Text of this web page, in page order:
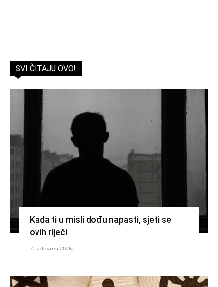
SVI ČITAJU OVO!
Kada ti u misli dođu napasti, sjeti se
ovih riječi
7. kolovoza 2026.